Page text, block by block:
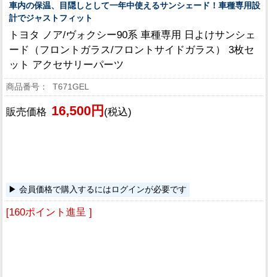
車内の保温、目隠しとして一年中使えるサンシェード！車種専用設
計でジャストフィット
トヨタ ノア/ヴォクシー90系 車種専用 日よけサンシェ
ード（フロントガラス/フロントサイドガラス） 3枚セ
ット アクセサリーパーツ
T671GEL
販売価格 16,500円 (税込)
会員価格で購入するにはログインが必要です
[160ポイント進呈 ]